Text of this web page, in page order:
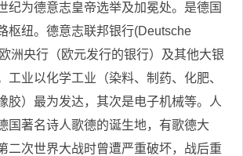
纪为德意志皇帝选举及加冕处。是德国
枢纽。德意志联邦银行(Deutsche
洲央行（欧元发行的银行）及其他大银
工业以化学工业（染料、制药、化肥、
胶）最为发达，其次是电子机械等。人
国著名诗人歌德的诞生地，有歌德大
二次世界大战时曾遭严重破坏，战后重